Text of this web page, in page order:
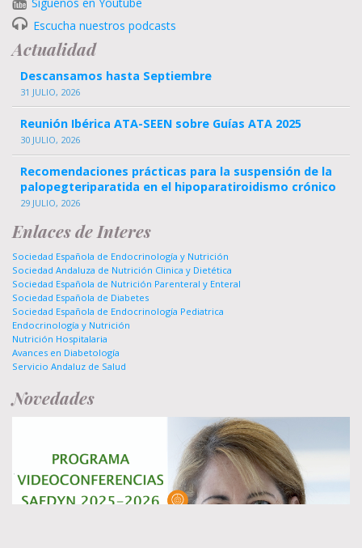
Escucha nuestros podcasts
Actualidad
Descansamos hasta Septiembre
31 JULIO, 2026
Reunión Ibérica ATA-SEEN sobre Guías ATA 2025
30 JULIO, 2026
Recomendaciones prácticas para la suspensión de la
palopegteriparatida en el hipoparatiroidismo crónico
29 JULIO, 2026
Enlaces de Interes
Sociedad Española de Endocrinología y Nutrición
Sociedad Andaluza de Nutrición Clinica y Dietética
Sociedad Española de Nutrición Parenteral y Enteral
Sociedad Española de Diabetes
Sociedad Española de Endocrinología Pediatrica
Endocrinología y Nutrición
Nutrición Hospitalaria
Avances en Diabetología
Servicio Andaluz de Salud
Novedades